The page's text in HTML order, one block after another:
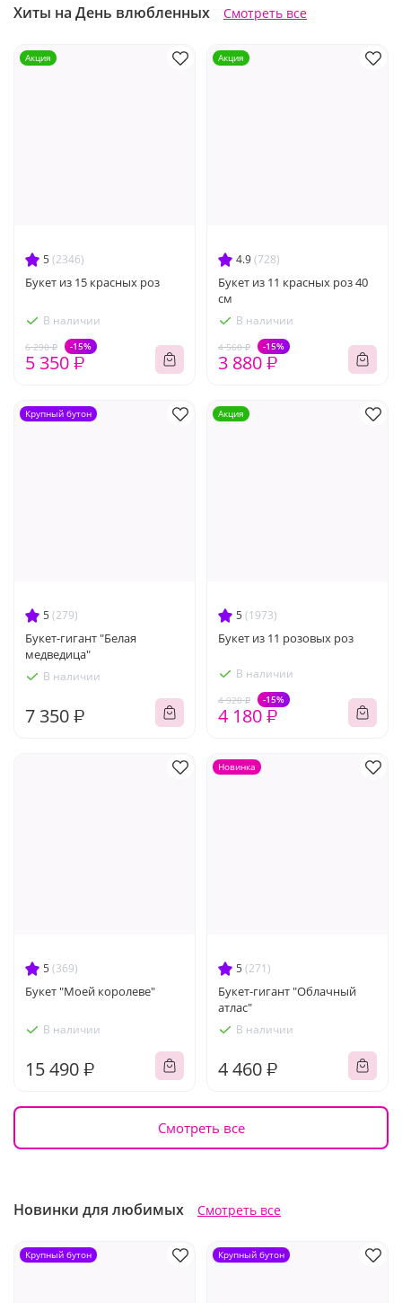
Хиты на День влюбленных Смотреть все
5(2346)
Букет из 15 красных роз
В наличии
6 290 ₽ -15%
5 350 ₽
Акция
4.9(728)
Букет из 11 красных роз 40
см
В наличии
4 560 ₽ -15%
3 880 ₽
Акция
5(279)
Букет-гигант "Белая
медведица"
В наличии
7 350 ₽
Крупный бутон
5(1973)
Букет из 11 розовых роз
В наличии
4 920 ₽ -15%
4 180 ₽
Акция
5(369)
Букет "Моей королеве"
В наличии
15 490 ₽
5(271)
Букет-гигант "Облачный
атлас"
В наличии
4 460 ₽
Новинка
Смотреть все
Новинки для любимых Смотреть все
Крупный бутон Крупный бутон